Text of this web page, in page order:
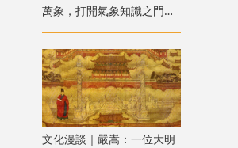
萬象，打開氣象知識之門」
主題書展
文化漫談｜嚴嵩：一位大明